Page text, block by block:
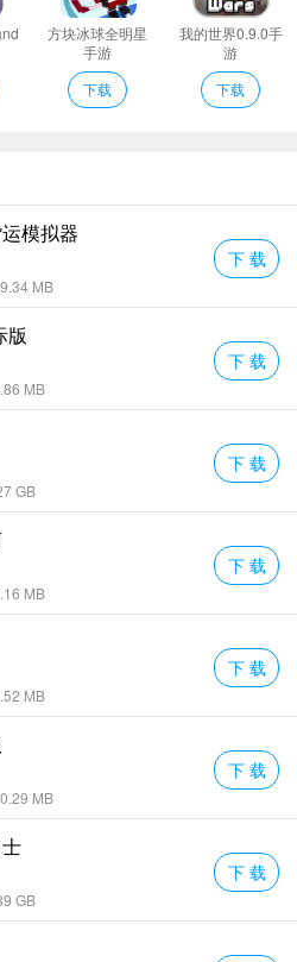
群拥有更多数量的狼才能面对更多
有。
行尝试让自己拥有更加强大的实力
线办法来围猎更多的小羊让自己顺
吧。
狼联手对抗其他狼群。这意味着战
战让自己的地位更加的牢固面对不同
的战斗玩法丰富。
狼王的你应该带领整个家族主动出
。
你的画线带来更多帮助会给你的闯
发游戏网
方块冰球全明星
手游
下载
我的世界0.9.0手
游
下载
模拟器
MB
下 载
版
MB
下 载
GB
下 载
MB
下 载
MB
下 载
MB
下 载
GB
下 载